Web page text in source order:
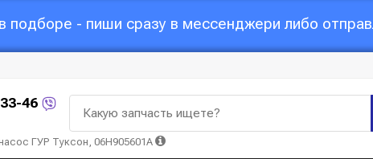
- пиши сразу в мессенджери либо
46
Какую запчасть ищете?
ГУР Туксон, 06H905601A